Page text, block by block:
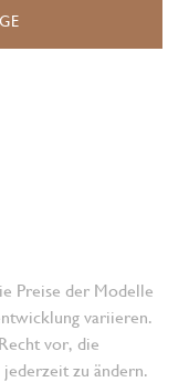
Preise der Modelle
variieren.
vor, die
zu ändern.